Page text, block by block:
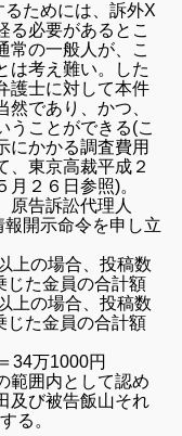
ためには、訴外X
る必要があるとこ
の一般人が、 こ
は考え難い。した
護士に対して本件
然であり、かつ、
うことができる(こ
にかかる調査費用
、東京高裁平成２
月２６日参照)。
告訴訟代理人
開示命令を申し立
上の場合、投稿数
じた金員の合計額
上の場合、投稿数
じた金員の合計額
34万1000円
範囲内として認め
及び被告飯山それ
る。